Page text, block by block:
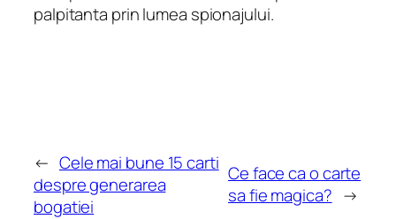
palpitanta prin lumea spionajului.
← Cele mai bune 15 carti
despre generarea
bogatiei
Ce face ca o carte
sa fie magica? →